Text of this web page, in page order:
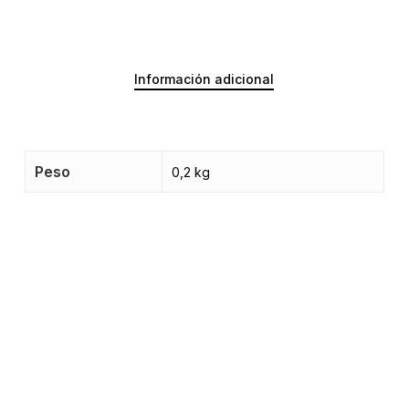
Información adicional
Peso 0,2 kg